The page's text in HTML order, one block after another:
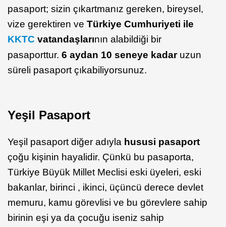
pasaport; sizin çıkartmanız gereken, bireysel,
vize gerektiren ve Türkiye Cumhuriyeti ile
KKTC vatandaşlarının alabildiği bir
pasaporttur. 6 aydan 10 seneye kadar uzun
süreli pasaport çıkabiliyorsunuz.
Yeşil Pasaport
Yeşil pasaport diğer adıyla hususi pasaport
çoğu kişinin hayalidir. Çünkü bu pasaporta,
Türkiye Büyük Millet Meclisi eski üyeleri, eski
bakanlar, birinci , ikinci, üçüncü derece devlet
memuru, kamu görevlisi ve bu görevlere sahip
birinin eşi ya da çocuğu iseniz sahip